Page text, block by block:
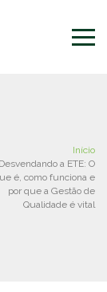
Início
Desvendando a ETE: O
é, como funciona e
por que a Gestão de
Qualidade é vital